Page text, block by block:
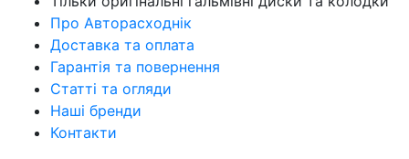
Про Авторасходнік
Доставка та оплата
Гарантія та повернення
Статті та огляди
Наші бренди
Контакти